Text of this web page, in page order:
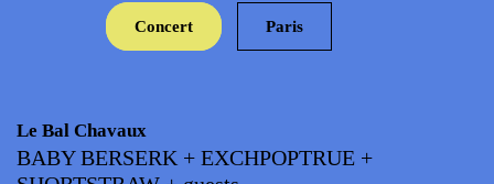
Concert Paris
Le Bal Chavaux
BABY BERSERK + EXCHPOPTRUE +